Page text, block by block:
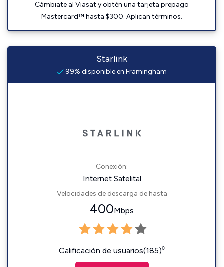
Cámbiate al Viasat y obtén una tarjeta prepago
Mastercard™ hasta $300. Aplican términos.
Starlink
99% disponible en Framingham
Conexión:
Internet Satelital
Velocidades de descarga de hasta
400Mbps
Calificación de usuarios(185)◊